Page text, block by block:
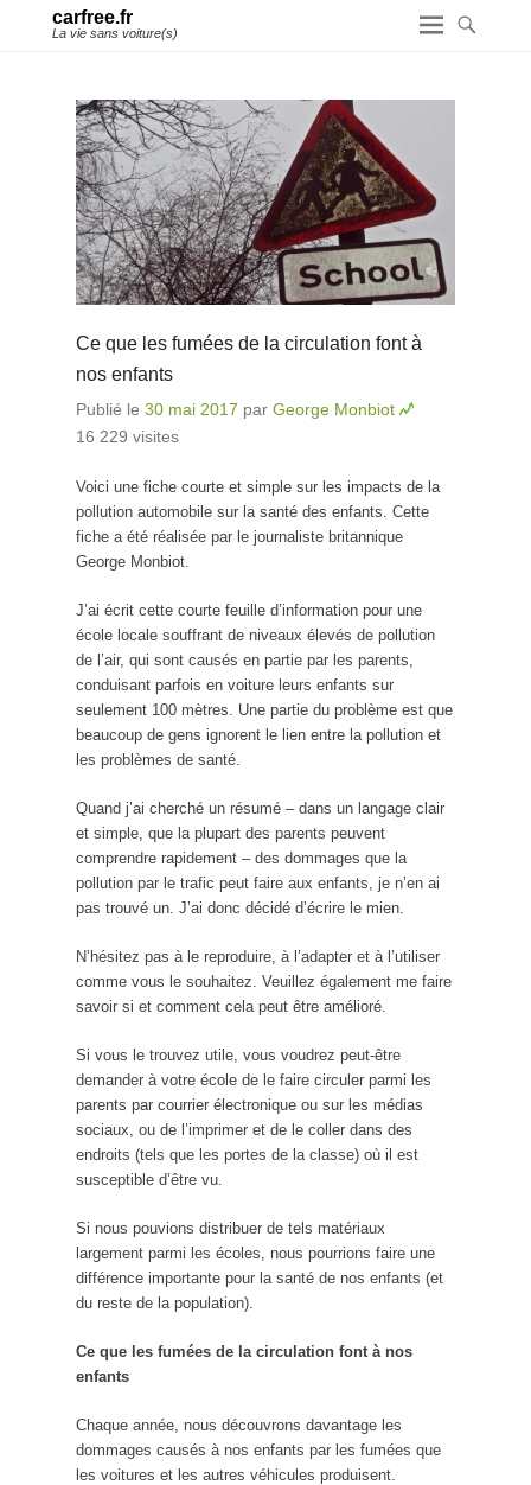
carfree.fr
La vie sans voiture(s)
Ce que les fumées de la circulation font à
nos enfants
Publié le 30 mai 2017 par George Monbiot
16 229 visites
Voici une fiche courte et simple sur les impacts de la
pollution automobile sur la santé des enfants. Cette
fiche a été réalisée par le journaliste britannique
George Monbiot.
J’ai écrit cette courte feuille d’information pour une
école locale souffrant de niveaux élevés de pollution
de l’air, qui sont causés en partie par les parents,
conduisant parfois en voiture leurs enfants sur
seulement 100 mètres. Une partie du problème est que
beaucoup de gens ignorent le lien entre la pollution et
les problèmes de santé.
Quand j’ai cherché un résumé – dans un langage clair
et simple, que la plupart des parents peuvent
comprendre rapidement – des dommages que la
pollution par le trafic peut faire aux enfants, je n’en ai
pas trouvé un. J’ai donc décidé d’écrire le mien.
N’hésitez pas à le reproduire, à l’adapter et à l’utiliser
comme vous le souhaitez. Veuillez également me faire
savoir si et comment cela peut être amélioré.
Si vous le trouvez utile, vous voudrez peut-être
demander à votre école de le faire circuler parmi les
parents par courrier électronique ou sur les médias
sociaux, ou de l’imprimer et de le coller dans des
endroits (tels que les portes de la classe) où il est
susceptible d’être vu.
Si nous pouvions distribuer de tels matériaux
largement parmi les écoles, nous pourrions faire une
différence importante pour la santé de nos enfants (et
du reste de la population).
Ce que les fumées de la circulation font à nos
enfants
Chaque année, nous découvrons davantage les
dommages causés à nos enfants par les fumées que
les voitures et les autres véhicules produisent.